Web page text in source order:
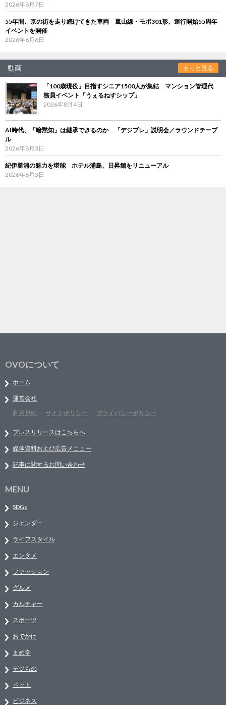
2026年8月7日
55年間、京の街を走り続けてきた車両 嵐山線・モボ301形、運行開始55周年
イベントを開催
2026年8月6日
動画 もっと見る
「100歳現役」目指すシニア1500人が集結 マンション管理代
務員イベント「うぇるねすシップ」
2026年8月4日
AI時代、「暗黙知」は継承できるのか 「デジブレ」説明会／ラウンドテーブ
ル
2026年8月3日
紀伊勝浦の魅力を堪能 ホテル浦島、日昇館をリニューアル
2026年8月3日
OVOについて
ホーム
運営会社
利用規約
サイトポリシー プライバシーポリシー
プレスリリースはこちらへ
媒体資料および広告メニュー
記事に関するお問い合わせ
MENU
SDGs
ジェンダー
ライフスタイル
エンタメ
ファッション
グルメ
カルチャー
スポーツ
おでかけ
まめ学
デジもの
ペット
ビジネス